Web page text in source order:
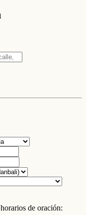
de oración: